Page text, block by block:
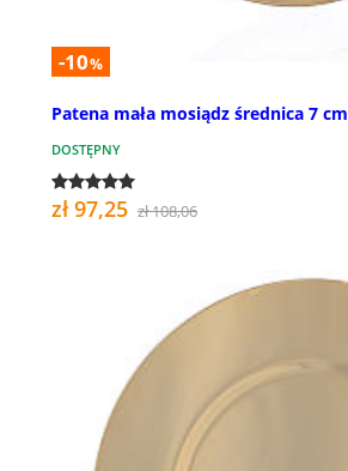
-10%
Patena mała mosiądz średnica 7 cm
DOSTĘPNY
zł 97,25 zł 108,06